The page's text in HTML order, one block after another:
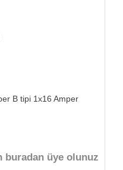
B tipi 1x16 Amper
buradan üye olunuz